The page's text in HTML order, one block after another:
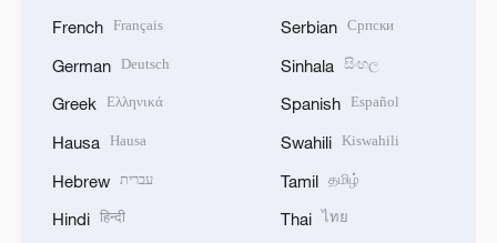
French Français
German Deutsch
Greek Ελληνικά
Hausa Hausa
Hebrew עברית
Hindi हिन्दी
Serbian Српски
Sinhala සිංහල
Spanish Español
Swahili Kiswahili
Tamil தமிழ்
Thai ไทย